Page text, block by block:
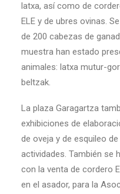
latxa, así como de
ELE y de ubres ovinas.
de 200 cabezas de
muestra han estado
animales: latxa mutur-
beltzak.
La plaza Garagartza
exhibiciones de
de oveja y de esquileo
actividades. También se
con la venta de cordero
en el asador, para la